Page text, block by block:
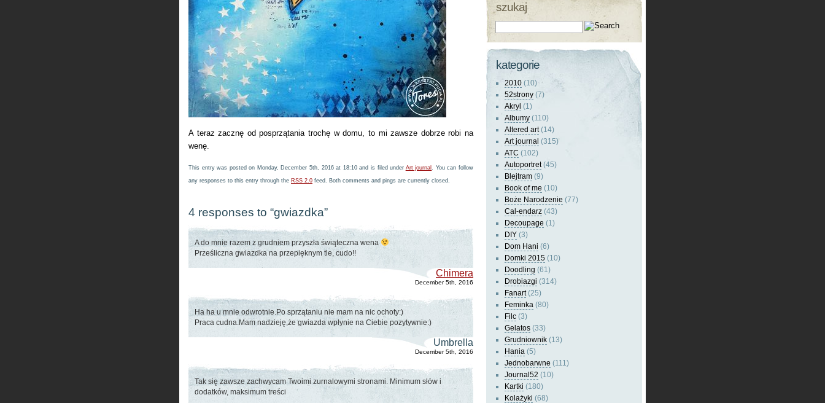
A teraz zacznę od posprzątania trochę w domu, to mi zawsze dobrze robi na
wenę.
This entry was posted on Monday, December 5th, 2016 at 18:10 and is filed under Art journal. You can follow
any responses to this entry through the RSS 2.0 feed. Both comments and pings are currently closed.
4 responses to “gwiazdka”
A do mnie razem z grudniem przyszła świąteczna wena
Prześliczna gwiazdka na przepięknym tle, cudo!!
Chimera
December 5th, 2016
Ha ha u mnie odwrotnie.Po sprzątaniu nie mam na nic ochoty:)
Praca cudna.Mam nadzieję,że gwiazda wpłynie na Ciebie pozytywnie:)
Umbrella
December 5th, 2016
Tak się zawsze zachwycam Twoimi zurnalowymi stronami. Minimum słów i
dodatków, maksimum treści
szukaj
kategorie
2010 (10)
52strony (7)
Akryl (1)
Albumy (110)
Altered art(14)
Art journal (315)
ATC (102)
Autoportret(45)
Blejtram (9)
Book of me (10)
Boże Narodzenie (77)
Cal-endarz (43)
Decoupage (1)
DIY (3)
Dom Hani (6)
Domki 2015 (10)
Doodling (61)
Drobiazgi (314)
Fanart(25)
Feminka (80)
Filc (3)
Gelatos (33)
Grudniownik (13)
Hania (5)
Jednobarwne (111)
Journal52 (10)
Kartki (180)
Kolażyki (68)